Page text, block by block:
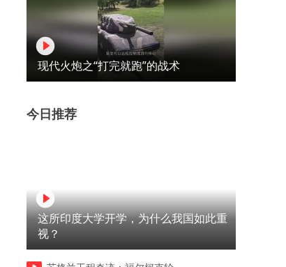
现代火炮之“打完就跑”的战术
今日推荐
这所印度大学开学，为什么我国如此重
视？